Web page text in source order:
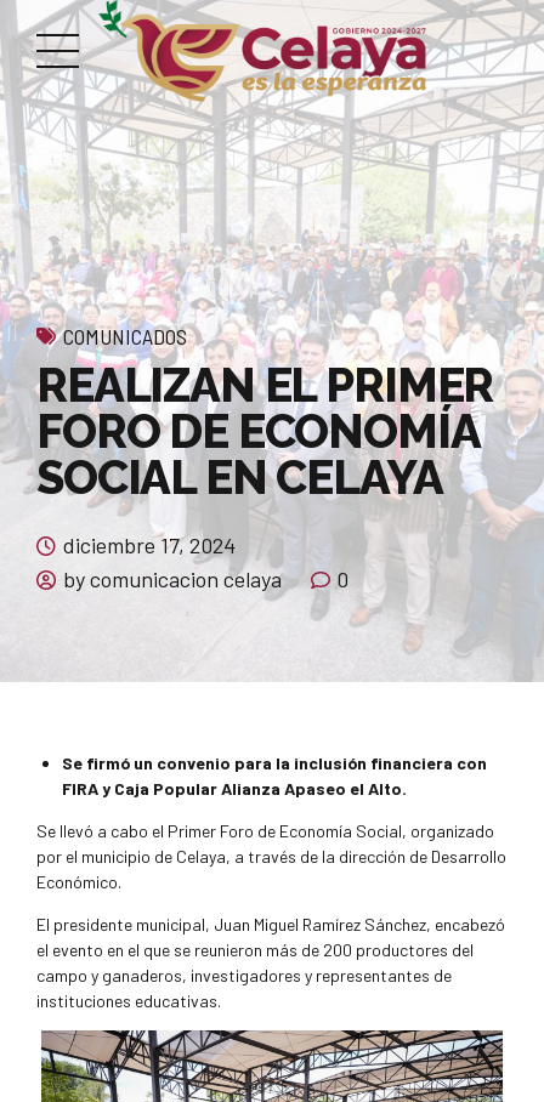
COMUNICADOS
REALIZAN EL PRIMER
FORO DE ECONOMÍA
SOCIAL EN CELAYA
diciembre 17, 2024
by comunicacion celaya
0
Se firmó un convenio para la inclusión financiera con
FIRA y Caja Popular Alianza Apaseo el Alto.
Se llevó a cabo el Primer Foro de Economía Social, organizado
por el municipio de Celaya, a través de la dirección de Desarrollo
Económico.
El presidente municipal, Juan Miguel Ramírez Sánchez, encabezó
el evento en el que se reunieron más de 200 productores del
campo y ganaderos, investigadores y representantes de
instituciones educativas.